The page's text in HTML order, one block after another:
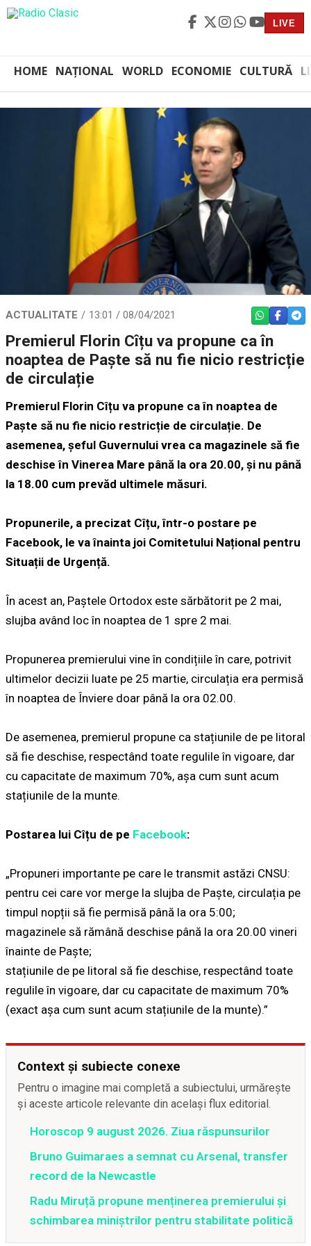
LIVE
HOME NAȚIONAL WORLD ECONOMIE CULTURĂ
ACTUALITATE 13:01 / 08/04/2021 WHATSAPP
Premierul Florin Cîțu va propune ca în
noaptea de Paște să nu fie nicio restricție
de circulație
Premierul Florin Cîțu va propune ca în noaptea de
Paște să nu fie nicio restricție de circulație. De
asemenea, șeful Guvernului vrea ca magazinele să fie
deschise în Vinerea Mare până la ora 20.00, și nu până
la 18.00 cum prevăd ultimele măsuri.
Propunerile, a precizat Cîțu, într-o postare pe
Facebook, le va înainta joi Comitetului Național pentru
Situații de Urgență.
În acest an, Paștele Ortodox este sărbătorit pe 2 mai,
slujba având loc în noaptea de 1 spre 2 mai.
Propunerea premierului vine în condițiile în care, potrivit
ultimelor decizii luate pe 25 martie, circulația era permisă
în noaptea de Înviere doar până la ora 02.00.
De asemenea, premierul propune ca stațiunile de pe litoral
să fie deschise, respectând toate regulile în vigoare, dar
cu capacitate de maximum 70%, așa cum sunt acum
stațiunile de la munte.
Postarea lui Cîțu de pe Facebook:
„Propuneri importante pe care le transmit astăzi CNSU:
pentru cei care vor merge la slujba de Paște, circulația pe
timpul nopții să fie permisă până la ora 5:00;
magazinele să rămână deschise până la ora 20.00 vineri
înainte de Paște;
stațiunile de pe litoral să fie deschise, respectând toate
regulile în vigoare, dar cu capacitate de maximum 70%
(exact așa cum sunt acum stațiunile de la munte).”
Context și subiecte conexe
Pentru o imagine mai completă a subiectului, urmărește
și aceste articole relevante din același flux editorial.
Horoscop 9 august 2026. Ziua răspunsurilor
Bruno Guimaraes a semnat cu Arsenal, transfer
record de la Newcastle
Radu Miruță propune menținerea premierului și
schimbarea miniștrilor pentru stabilitate politică